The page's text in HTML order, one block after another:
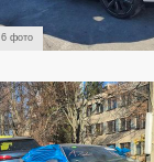
6 фото